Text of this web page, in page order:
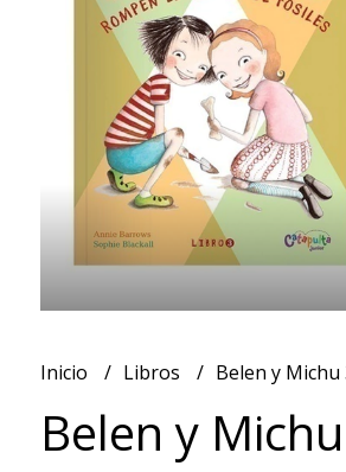
Inicio Libros Belen y Michu
Belen y